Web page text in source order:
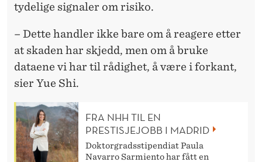
tydelige signaler om risiko.
– Dette handler ikke bare om å reagere etter
at skaden har skjedd, men om å bruke
dataene vi har til rådighet, å være i forkant,
sier Yue Shi.
FRA NHH TIL EN
PRESTISJEJOBB I MADRID
Doktorgradsstipendiat Paula
Navarro Sarmiento har fått en